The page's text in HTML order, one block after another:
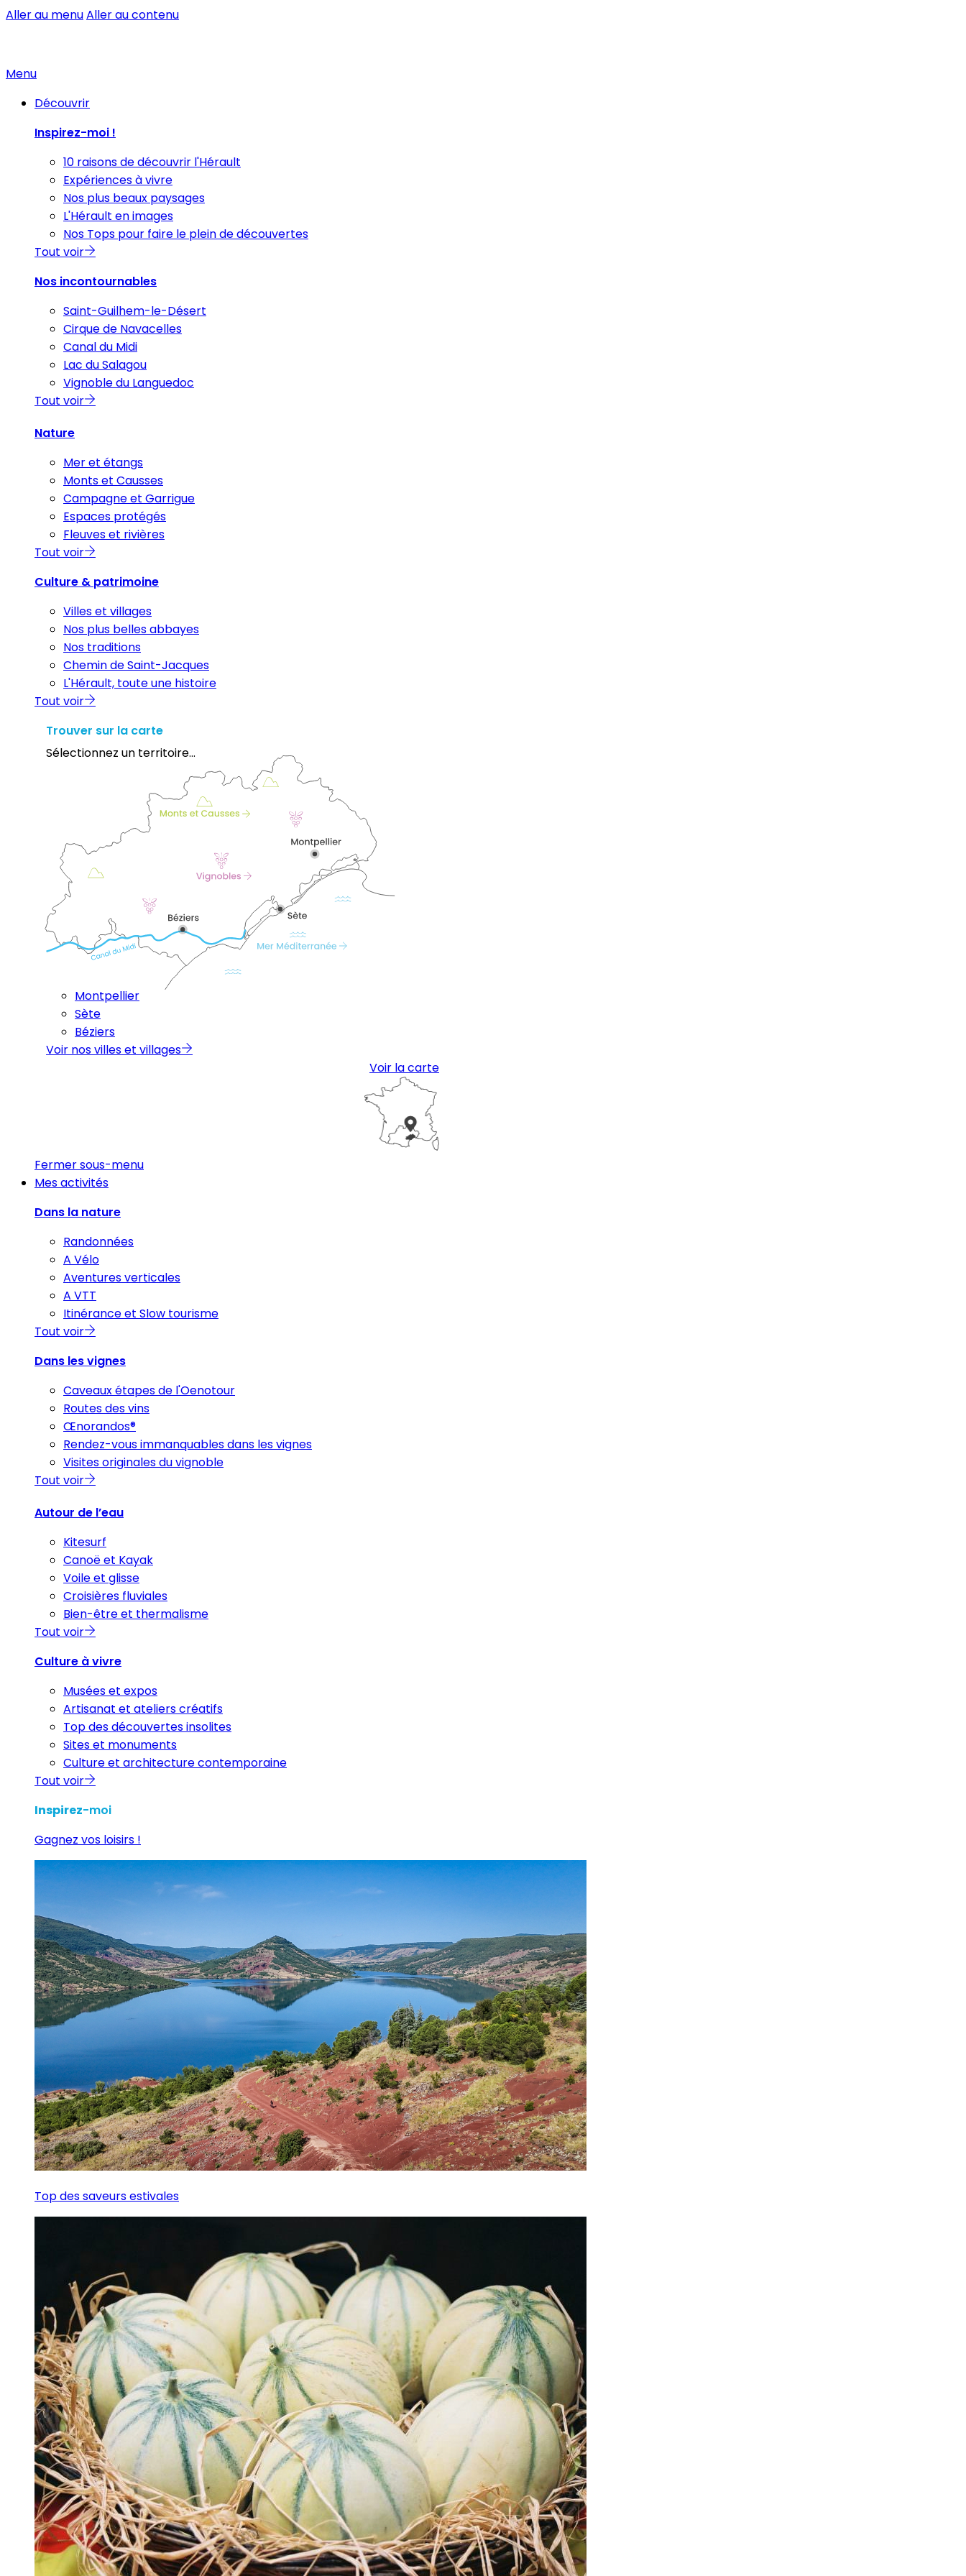
Aller au menuAller au contenu
Menu
Découvrir
Inspirez-moi !
10 raisons de découvrir l'Hérault
Expériences à vivre
Nos plus beaux paysages
L'Hérault en images
Nos Tops pour faire le plein de découvertes
Tout voir
Nos incontournables
Saint-Guilhem-le-Désert
Cirque de Navacelles
Canal du Midi
Lac du Salagou
Vignoble du Languedoc
Tout voir
Nature
Mer et étangs
Monts et Causses
Campagne et Garrigue
Espaces protégés
Fleuves et rivières
Tout voir
Culture & patrimoine
Villes et villages
Nos plus belles abbayes
Nos traditions
Chemin de Saint-Jacques
L'Hérault, toute une histoire
Tout voir
Trouver sur la carte
Sélectionnez un territoire...
Montpellier
Sète
Béziers
Voir nos villes et villages
Voir la carte
Fermer sous-menu
Mes activités
Dans la nature
Randonnées
A Vélo
Aventures verticales
A VTT
Itinérance et Slow tourisme
Tout voir
Dans les vignes
Caveaux étapes de l'Oenotour
Routes des vins
Œnorandos®
Rendez-vous immanquables dans les vignes
Visites originales du vignoble
Tout voir
Autour de l’eau
Kitesurf
Canoë et Kayak
Voile et glisse
Croisières fluviales
Bien-être et thermalisme
Tout voir
Culture à vivre
Musées et expos
Artisanat et ateliers créatifs
Top des découvertes insolites
Sites et monuments
Culture et architecture contemporaine
Tout voir
Inspirez-moi
Gagnez vos loisirs !
Top des saveurs estivales